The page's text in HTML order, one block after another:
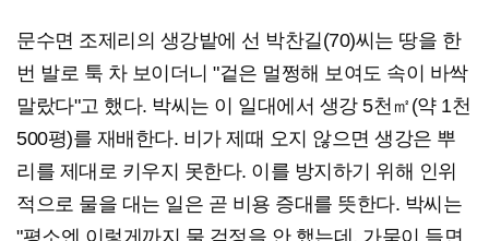
문수면 조제리의 생강밭에 선 박찬길(70)씨는 땅을 한
번 발로 툭 차 보이더니 "겉은 멀쩡해 보여도 속이 바싹
말랐다"고 했다. 박씨는 이 일대에서 생강 5천㎡(약 1천
500평)를 재배한다. 비가 제때 오지 않으면 생강은 뿌
리를 제대로 키우지 못한다. 이를 방지하기 위해 인위
적으로 물을 대는 일은 곧 비용 증대를 뜻한다. 박씨는
"평소엔 이렇게까지 물 걱정을 안 했는데, 가뭄이 들면